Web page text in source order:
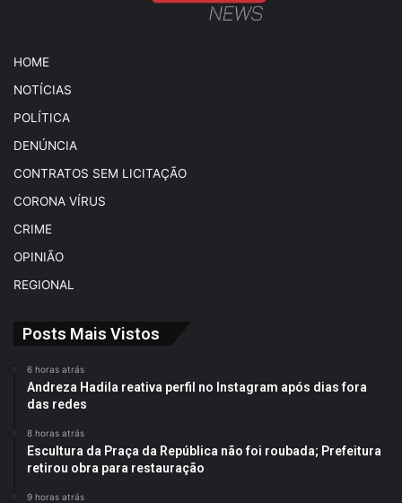
HOME
NOTÍCIAS
POLÍTICA
DENÚNCIA
CONTRATOS SEM LICITAÇÃO
CORONA VÍRUS
CRIME
OPINIÃO
REGIONAL
Posts Mais Vistos
6 horas atrás
Andreza Hadila reativa perfil no Instagram após dias fora
das redes
8 horas atrás
Escultura da Praça da República não foi roubada; Prefeitura
retirou obra para restauração
9 horas atrás